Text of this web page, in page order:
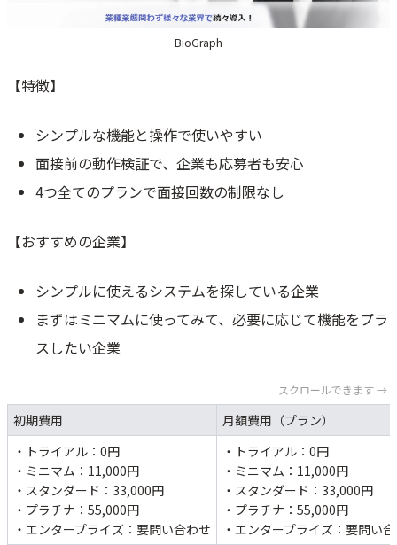
BioGraph
【特徴】
シンプルな機能と操作で使いやすい
面接前の動作検証で、企業も応募者も安心
4つ全てのプランで面接回数の制限なし
【おすすめの企業】
シンプルに使えるシステムを探している企業
まずはミニマムに使ってみて、必要に応じて機能をプラ
スしたい企業
スクロールできます →
初期費用
月額費用（プラン）
・トライアル：0円
・ミニマム：11,000円
・スタンダード：33,000円
・プラチナ：55,000円
・エンタープライズ：要問い合わせ
・トライアル：0円
・ミニマム：11,000円
・スタンダード：33,000円
・プラチナ：55,000円
・エンタープライズ：要問い